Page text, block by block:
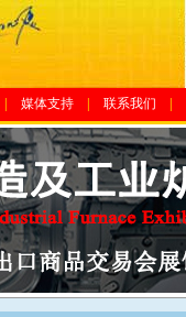
媒体支持| 联系我们